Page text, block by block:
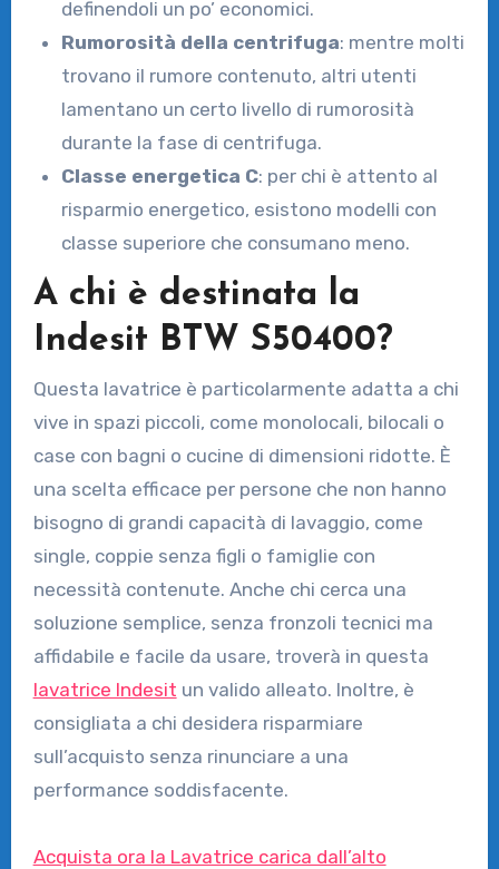
definendoli un po’ economici.
Rumorosità della centrifuga: mentre molti
trovano il rumore contenuto, altri utenti
lamentano un certo livello di rumorosità
durante la fase di centrifuga.
Classe energetica C: per chi è attento al
risparmio energetico, esistono modelli con
classe superiore che consumano meno.
A chi è destinata la
Indesit BTW S50400?
Questa lavatrice è particolarmente adatta a chi
vive in spazi piccoli, come monolocali, bilocali o
case con bagni o cucine di dimensioni ridotte. È
una scelta efficace per persone che non hanno
bisogno di grandi capacità di lavaggio, come
single, coppie senza figli o famiglie con
necessità contenute. Anche chi cerca una
soluzione semplice, senza fronzoli tecnici ma
affidabile e facile da usare, troverà in questa
lavatrice Indesit un valido alleato. Inoltre, è
consigliata a chi desidera risparmiare
sull’acquisto senza rinunciare a una
performance soddisfacente.
Acquista ora la Lavatrice carica dall’alto